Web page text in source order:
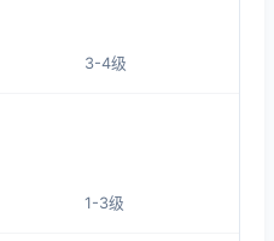
16:00
3-4级
1-3级